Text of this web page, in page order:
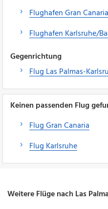
Flughafen Gran
Flughafen Karlsruhe/
Gegenrichtung
Flug Las Palmas-
Keinen passenden Flug
Flug Gran Canaria
Flug Karlsruhe
Weitere Flüge nach Las